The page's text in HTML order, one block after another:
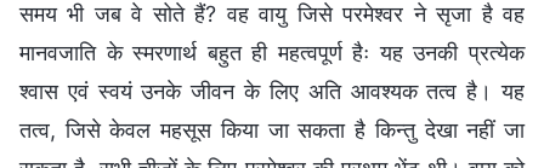
समय भी जब वे सोते हैं? वह वायु जिसे परमेश्वर ने सृजा है वह
मानवजाति के स्मरणार्थ बहुत ही महत्वपूर्ण हैः यह उनकी प्रत्येक
श्वास एवं स्वयं उनके जीवन के लिए अति आवश्यक तत्व है। यह
तत्व, जिसे केवल महसूस किया जा सकता है किन्तु देखा नहीं जा